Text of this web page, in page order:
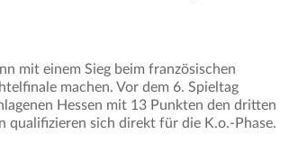
mit einem Sieg beim französischen
machen. Vor dem 6. Spieltag
Hessen mit 13 Punkten den dritten
qualifizieren sich direkt für die K.o.-Phase.